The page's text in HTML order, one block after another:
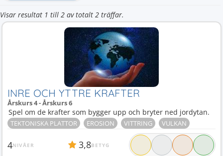
Visar resultat 1 till 2 av totalt 2 träffar.
INRE OCH YTTRE KRAFTER
Årskurs 4 - Årskurs 6
Spel om de krafter som bygger upp och bryter ned jordytan.
TEKTONISKA PLATTOR EROSION VITTRING VULKAN
4NIVÅER 3,8BETYG